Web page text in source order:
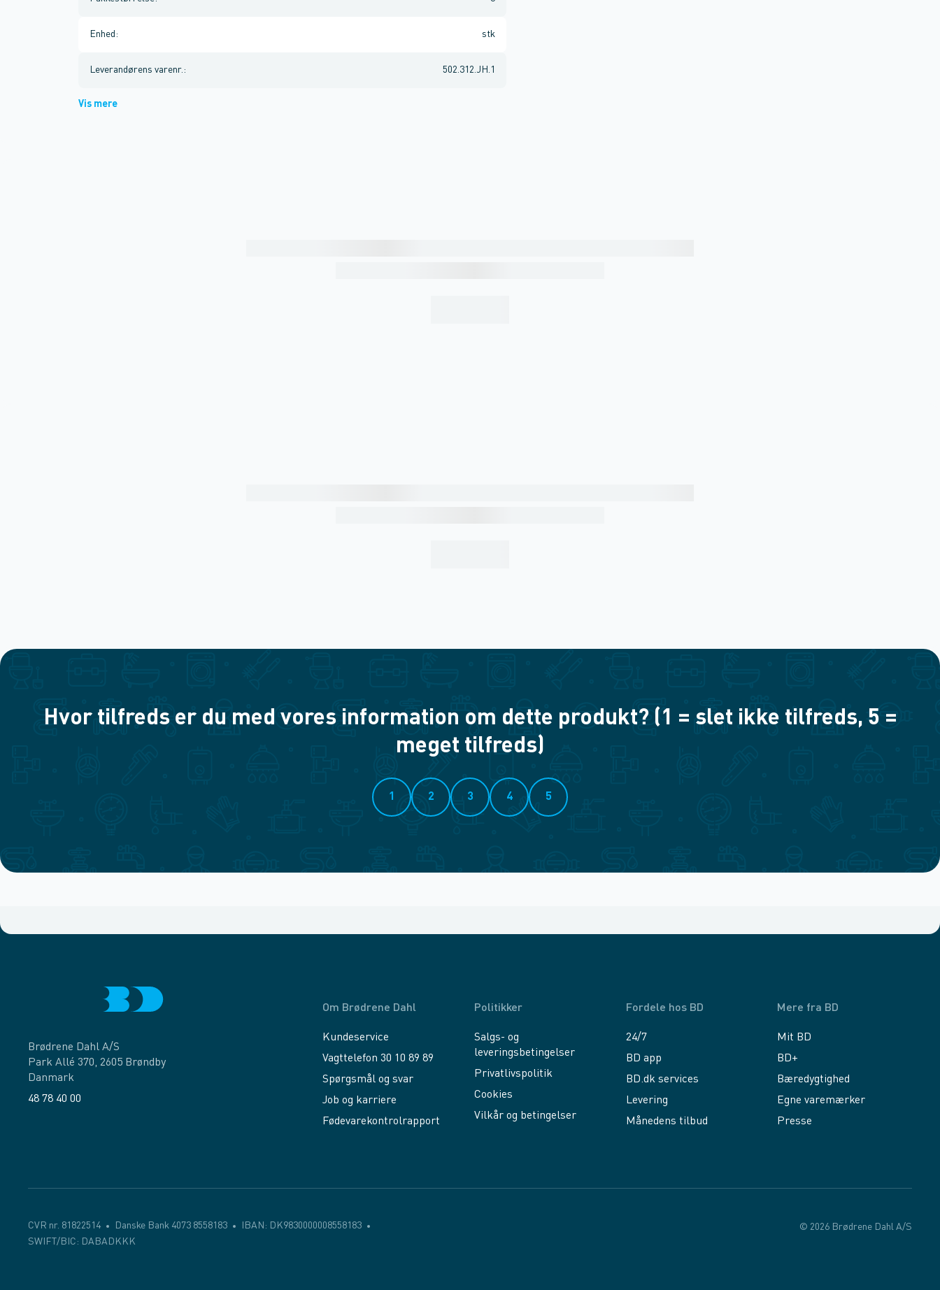
Enhed : stk
Leverandørens varenr. : 502.312.JH.1
Vis mere
Hvor tilfreds er du med vores information om dette produkt? (1 = slet ikke tilfreds, 5 =
meget tilfreds)
1 2 3 4 5
Brødrene Dahl A/S
Park Allé 370, 2605 Brøndby
Danmark
48 78 40 00
Om Brødrene Dahl
Kundeservice
Vagttelefon 30 10 89 89
Spørgsmål og svar
Job og karriere
Fødevarekontrolrapport
Politikker
Salgs- og
leveringsbetingelser
Privatlivspolitik
Cookies
Vilkår og betingelser
Fordele hos BD
24/7
BD app
BD.dk services
Levering
Månedens tilbud
Mere fra BD
Mit BD
BD+
Bæredygtighed
Egne varemærker
Presse
CVR nr. 81822514 Danske Bank 4073 8558183
IBAN: DK9830000008558183
SWIFT/BIC: DABADKKK
© 2026 Brødrene Dahl A/S